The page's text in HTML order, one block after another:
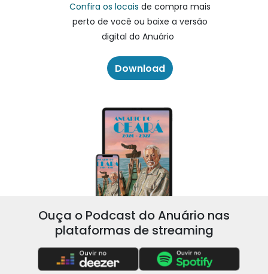
Confira os locais de compra mais
perto de você ou baixe a versão
digital do Anuário
Download
Ouça o Podcast do Anuário nas
plataformas de streaming